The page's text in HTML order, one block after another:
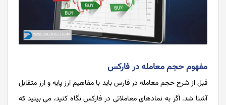
مفهوم حجم معامله در فارکس
قبل از شرح حجم معامله در فارس باید با مفاهیم ارز پایه و ارز متقابل
آشنا شد. اگر به نمادهای معاملاتی در فارکس نگاه کنید، می بینید که